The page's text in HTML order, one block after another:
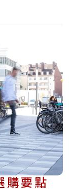
購要點